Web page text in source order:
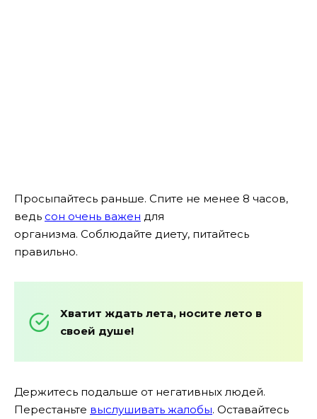
Просыпайтесь раньше. Спите не менее 8 часов,
ведь сон очень важен для
организма. Соблюдайте диету, питайтесь
правильно.
Хватит ждать лета, носите лето в
своей душе!
Держитесь подальше от негативных людей.
Перестаньте выслушивать жалобы. Оставайтесь